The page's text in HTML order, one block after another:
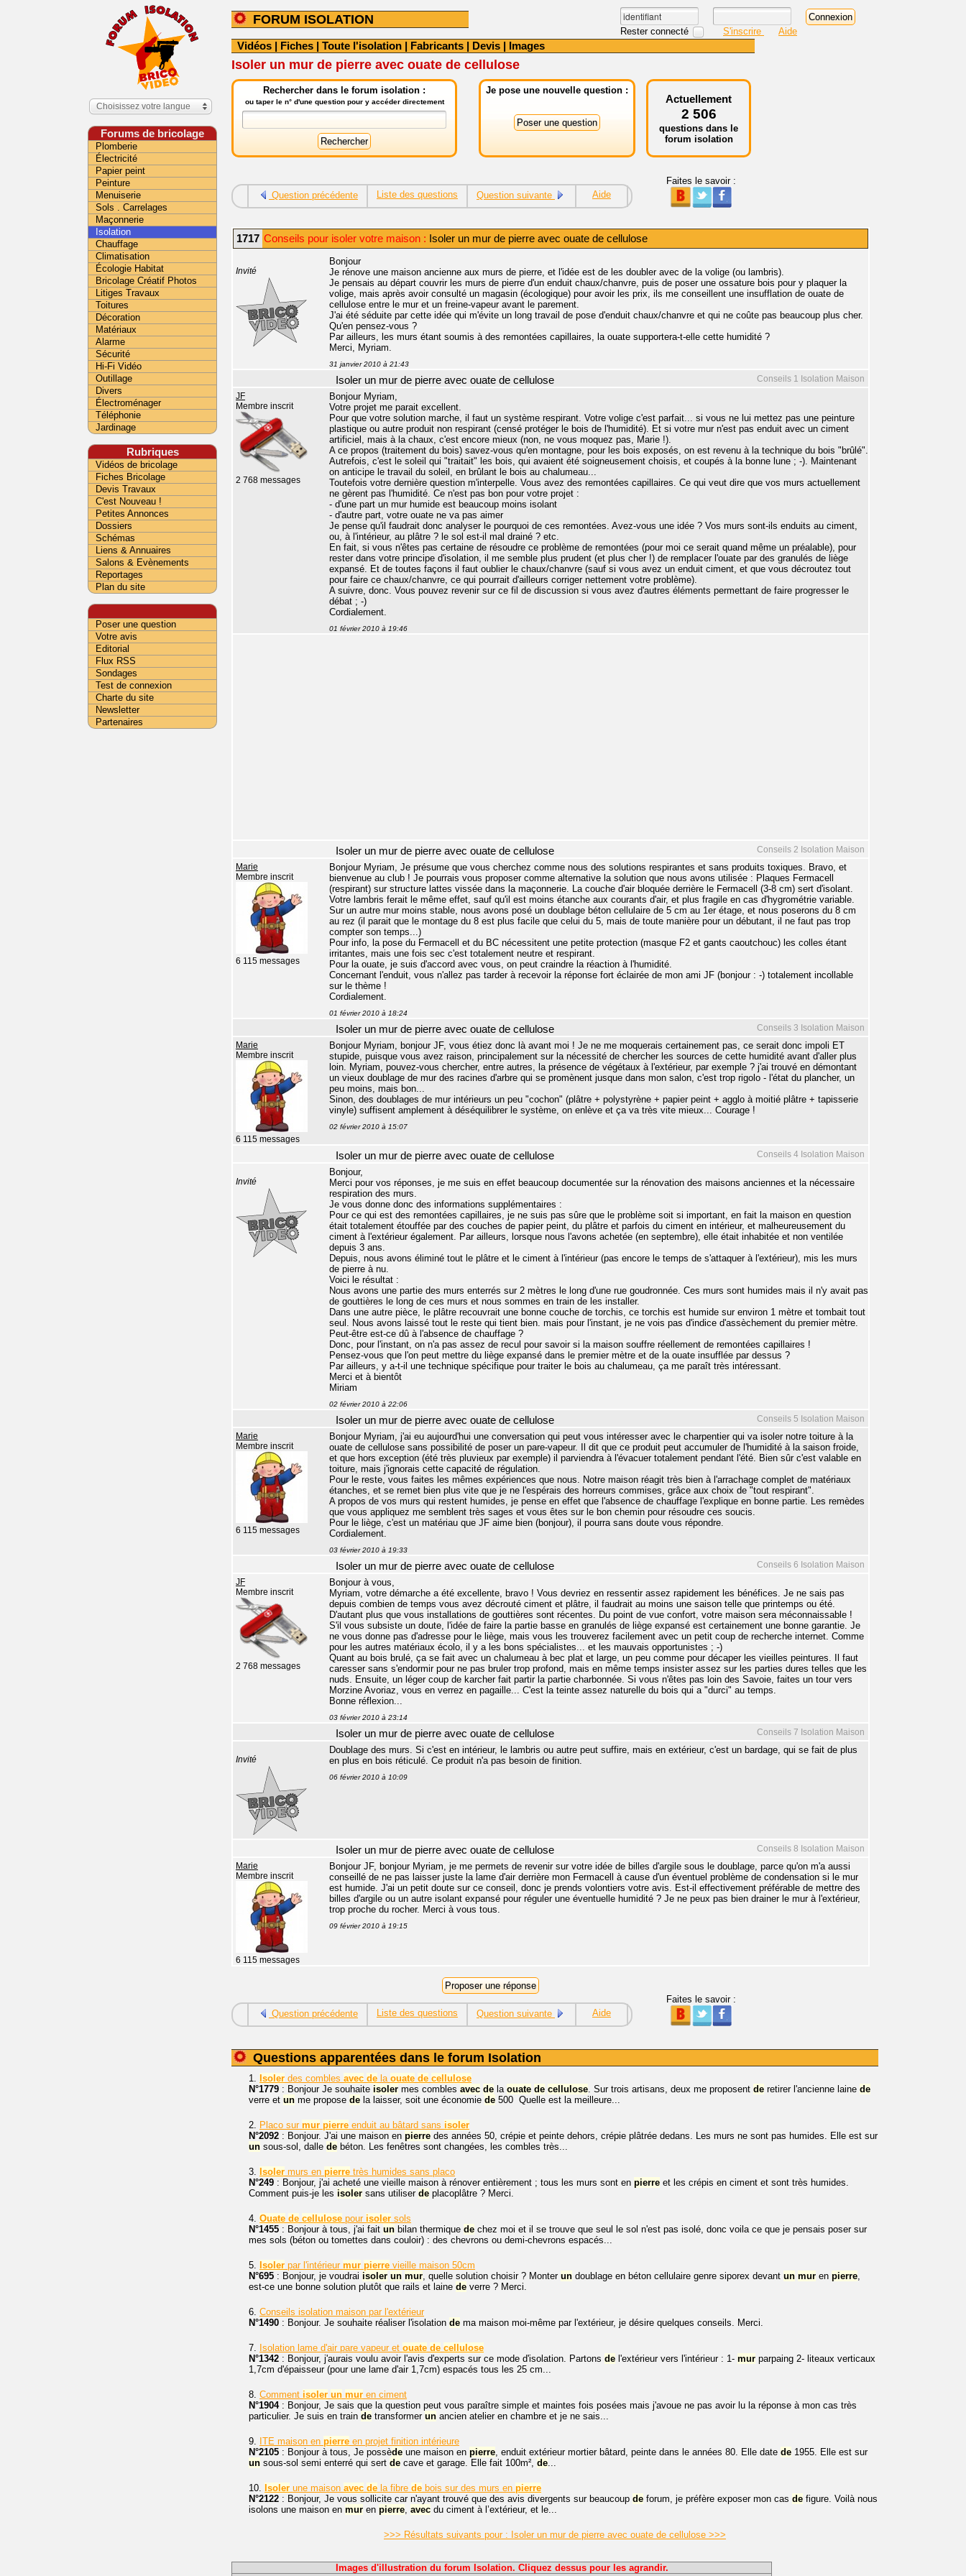
FORUM ISOLATION
Rester connecté S'inscrire Aide
Vidéos | Fiches | Toute l'isolation | Fabricants | Devis | Images
Isoler un mur de pierre avec ouate de cellulose
Rechercher dans le forum isolation :
ou taper le n° d'une question pour y accéder directement
Je pose une nouvelle question :
Actuellement
2 506
questions dans le
forum isolation
Question précédente Liste des questions Question suivante Aide
Faites le savoir :
1717 Conseils pour isoler votre maison : Isoler un mur de pierre avec ouate de cellulose
Invité
Bonjour
Je rénove une maison ancienne aux murs de pierre, et l'idée est de les doubler avec de la volige (ou lambris).
Je pensais au départ couvrir les murs de pierre d'un enduit chaux/chanvre, puis de poser une ossature bois pour y plaquer la
volige, mais après avoir consulté un magasin (écologique) pour avoir les prix, ils me conseillent une insufflation de ouate de
cellulose entre le mur et un freine-vapeur avant le parement.
J'ai été séduite par cette idée qui m'évite un long travail de pose d'enduit chaux/chanvre et qui ne coûte pas beaucoup plus cher.
Qu'en pensez-vous ?
Par ailleurs, les murs étant soumis à des remontées capillaires, la ouate supportera-t-elle cette humidité ?
Merci, Myriam.
31 janvier 2010 à 21:43
Conseils 1 Isolation Maison
Isoler un mur de pierre avec ouate de cellulose
JF
Membre inscrit
2 768 messages
Bonjour Myriam,
Votre projet me parait excellent.
Pour que votre solution marche, il faut un système respirant. Votre volige c'est parfait... si vous ne lui mettez pas une peinture
plastique ou autre produit non respirant (censé protéger le bois de l'humidité). Et si votre mur n'est pas enduit avec un ciment
artificiel, mais à la chaux, c'est encore mieux (non, ne vous moquez pas, Marie !).
A ce propos (traitement du bois) savez-vous qu'en montagne, pour les bois exposés, on est revenu à la technique du bois "brûlé".
Autrefois, c'est le soleil qui "traitait" les bois, qui avaient été soigneusement choisis, et coupés à la bonne lune ; -). Maintenant
on anticipe le travail du soleil, en brûlant le bois au chalumeau...
Toutefois votre dernière question m'interpelle. Vous avez des remontées capillaires. Ce qui veut dire que vos murs actuellement
ne gèrent pas l'humidité. Ce n'est pas bon pour votre projet :
- d'une part un mur humide est beaucoup moins isolant
- d'autre part, votre ouate ne va pas aimer
Je pense qu'il faudrait donc analyser le pourquoi de ces remontées. Avez-vous une idée ? Vos murs sont-ils enduits au ciment,
ou, à l'intérieur, au plâtre ? le sol est-il mal drainé ? etc.
En fait, si vous n'êtes pas certaine de résoudre ce problème de remontées (pour moi ce serait quand même un préalable), pour
rester dans votre principe d'isolation, il me semble plus prudent (et plus cher !) de remplacer l'ouate par des granulés de liège
expansé. Et de toutes façons il faut oublier le chaux/chanvre (sauf si vous avez un enduit ciment, et que vous décroutez tout
pour faire ce chaux/chanvre, ce qui pourrait d'ailleurs corriger nettement votre problème).
A suivre, donc. Vous pouvez revenir sur ce fil de discussion si vous avez d'autres éléments permettant de faire progresser le
débat ; -)
Cordialement.
01 février 2010 à 19:46
Conseils 2 Isolation Maison
Isoler un mur de pierre avec ouate de cellulose
Marie
Membre inscrit
6 115 messages
Bonjour Myriam, Je présume que vous cherchez comme nous des solutions respirantes et sans produits toxiques. Bravo, et
bienvenue au club ! Je pourrais vous proposer comme alternative la solution que nous avons utilisée : Plaques Fermacell
(respirant) sur structure lattes vissée dans la maçonnerie. La couche d'air bloquée derrière le Fermacell (3-8 cm) sert d'isolant.
Votre lambris ferait le même effet, sauf qu'il est moins étanche aux courants d'air, et plus fragile en cas d'hygrométrie variable.
Sur un autre mur moins stable, nous avons posé un doublage béton cellulaire de 5 cm au 1er étage, et nous poserons du 8 cm
au rez (il parait que le montage du 8 est plus facile que celui du 5, mais de toute manière pour un débutant, il ne faut pas trop
compter son temps...)
Pour info, la pose du Fermacell et du BC nécessitent une petite protection (masque F2 et gants caoutchouc) les colles étant
irritantes, mais une fois sec c'est totalement neutre et respirant.
Pour la ouate, je suis d'accord avec vous, on peut craindre la réaction à l'humidité.
Concernant l'enduit, vous n'allez pas tarder à recevoir la réponse fort éclairée de mon ami JF (bonjour : -) totalement incollable
sur le thème !
Cordialement.
01 février 2010 à 18:24
Conseils 3 Isolation Maison
Isoler un mur de pierre avec ouate de cellulose
Marie
Membre inscrit
6 115 messages
Bonjour Myriam, bonjour JF, vous étiez donc là avant moi ! Je ne me moquerais certainement pas, ce serait donc impoli ET
stupide, puisque vous avez raison, principalement sur la nécessité de chercher les sources de cette humidité avant d'aller plus
loin. Myriam, pouvez-vous chercher, entre autres, la présence de végétaux à l'extérieur, par exemple ? j'ai trouvé en démontant
un vieux doublage de mur des racines d'arbre qui se promènent jusque dans mon salon, c'est trop rigolo - l'état du plancher, un
peu moins, mais bon...
Sinon, des doublages de mur intérieurs un peu "cochon" (plâtre + polystyrène + papier peint + agglo à moitié plâtre + tapisserie
vinyle) suffisent amplement à déséquilibrer le système, on enlève et ça va très vite mieux... Courage !
02 février 2010 à 15:07
Conseils 4 Isolation Maison
Isoler un mur de pierre avec ouate de cellulose
Invité
Bonjour,
Merci pour vos réponses, je me suis en effet beaucoup documentée sur la rénovation des maisons anciennes et la nécessaire
respiration des murs.
Je vous donne donc des informations supplémentaires :
Pour ce qui est des remontées capillaires, je ne suis pas sûre que le problème soit si important, en fait la maison en question
était totalement étouffée par des couches de papier peint, du plâtre et parfois du ciment en intérieur, et malheureusement du
ciment à l'extérieur également. Par ailleurs, lorsque nous l'avons achetée (en septembre), elle était inhabitée et non ventilée
depuis 3 ans.
Depuis, nous avons éliminé tout le plâtre et le ciment à l'intérieur (pas encore le temps de s'attaquer à l'extérieur), mis les murs
de pierre à nu.
Voici le résultat :
Nous avons une partie des murs enterrés sur 2 mètres le long d'une rue goudronnée. Ces murs sont humides mais il n'y avait pas
de gouttières le long de ces murs et nous sommes en train de les installer.
Dans une autre pièce, le plâtre recouvrait une bonne couche de torchis, ce torchis est humide sur environ 1 mètre et tombait tout
seul. Nous avons laissé tout le reste qui tient bien. mais pour l'instant, je ne vois pas d'indice d'assèchement du premier mètre.
Peut-être est-ce dû à l'absence de chauffage ?
Donc, pour l'instant, on n'a pas assez de recul pour savoir si la maison souffre réellement de remontées capillaires !
Pensez-vous que l'on peut mettre du liège expansé dans le premier mètre et de la ouate insufflée par dessus ?
Par ailleurs, y a-t-il une technique spécifique pour traiter le bois au chalumeau, ça me paraît très intéressant.
Merci et à bientôt
Miriam
02 février 2010 à 22:06
Conseils 5 Isolation Maison
Isoler un mur de pierre avec ouate de cellulose
Marie
Membre inscrit
6 115 messages
Bonjour Myriam, j'ai eu aujourd'hui une conversation qui peut vous intéresser avec le charpentier qui va isoler notre toiture à la
ouate de cellulose sans possibilité de poser un pare-vapeur. Il dit que ce produit peut accumuler de l'humidité à la saison froide,
et que hors exception (été très pluvieux par exemple) il parviendra à l'évacuer totalement pendant l'été. Bien sûr c'est valable en
toiture, mais j'ignorais cette capacité de régulation.
Pour le reste, vous faites les mêmes expériences que nous. Notre maison réagit très bien à l'arrachage complet de matériaux
étanches, et se remet bien plus vite que je ne l'espérais des horreurs commises, grâce aux choix de "tout respirant".
A propos de vos murs qui restent humides, je pense en effet que l'absence de chauffage l'explique en bonne partie. Les remèdes
que vous appliquez me semblent très sages et vous êtes sur le bon chemin pour résoudre ces soucis.
Pour le liège, c'est un matériau que JF aime bien (bonjour), il pourra sans doute vous répondre.
Cordialement.
03 février 2010 à 19:33
Conseils 6 Isolation Maison
Isoler un mur de pierre avec ouate de cellulose
JF
Membre inscrit
2 768 messages
Bonjour à vous,
Myriam, votre démarche a été excellente, bravo ! Vous devriez en ressentir assez rapidement les bénéfices. Je ne sais pas
depuis combien de temps vous avez décrouté ciment et plâtre, il faudrait au moins une saison telle que printemps ou été.
D'autant plus que vous installations de gouttières sont récentes. Du point de vue confort, votre maison sera méconnaissable !
S'il vous subsiste un doute, l'idée de faire la partie basse en granulés de liège expansé est certainement une bonne garantie. Je
ne vous donne pas d'adresse pour le liège, mais vous les trouverez facilement avec un petit coup de recherche internet. Comme
pour les autres matériaux écolo, il y a les bons spécialistes... et les mauvais opportunistes ; -)
Quant au bois brulé, ça se fait avec un chalumeau à bec plat et large, un peu comme pour décaper les vieilles peintures. Il faut
caresser sans s'endormir pour ne pas bruler trop profond, mais en même temps insister assez sur les parties dures telles que les
nuds. Ensuite, un léger coup de karcher fait partir la partie charbonnée. Si vous n'êtes pas loin des Savoie, faites un tour vers
Morzine Avoriaz, vous en verrez en pagaille... C'est la teinte assez naturelle du bois qui a "durci" au temps.
Bonne réflexion...
03 février 2010 à 23:14
Conseils 7 Isolation Maison
Isoler un mur de pierre avec ouate de cellulose
Invité
Doublage des murs. Si c'est en intérieur, le lambris ou autre peut suffire, mais en extérieur, c'est un bardage, qui se fait de plus
en plus en bois réticulé. Ce produit n'a pas besoin de finition.
06 février 2010 à 10:09
Conseils 8 Isolation Maison
Isoler un mur de pierre avec ouate de cellulose
Marie
Membre inscrit
6 115 messages
Bonjour JF, bonjour Myriam, je me permets de revenir sur votre idée de billes d'argile sous le doublage, parce qu'on m'a aussi
conseillé de ne pas laisser juste la lame d'air derrière mon Fermacell à cause d'un éventuel problème de condensation si le mur
est humide. J'ai un petit doute sur ce conseil, donc je prends volontiers votre avis. Est-il effectivement préférable de mettre des
billes d'argile ou un autre isolant expansé pour réguler une éventuelle humidité ? Je ne peux pas bien drainer le mur à l'extérieur,
trop proche du rocher. Merci à vous tous.
09 février 2010 à 19:15
Question précédente Liste des questions Question suivante Aide
Faites le savoir :
Questions apparentées dans le forum Isolation
1. Isoler des combles avec de la ouate de cellulose
N°1779 : Bonjour Je souhaite isoler mes combles avec de la ouate de cellulose. Sur trois artisans, deux me proposent de retirer l'ancienne laine de
verre et un me propose de la laisser, soit une économie de 500  Quelle est la meilleure...
2. Placo sur mur pierre enduit au bâtard sans isoler
N°2092 : Bonjour. J'ai une maison en pierre des années 50, crépie et peinte dehors, crépie plâtrée dedans. Les murs ne sont pas humides. Elle est sur
un sous-sol, dalle de béton. Les fenêtres sont changées, les combles très...
3. Isoler murs en pierre très humides sans placo
N°249 : Bonjour, j'ai acheté une vieille maison à rénover entièrement ; tous les murs sont en pierre et les crépis en ciment et sont très humides.
Comment puis-je les isoler sans utiliser de placoplâtre ? Merci.
4. Ouate de cellulose pour isoler sols
N°1455 : Bonjour à tous, j'ai fait un bilan thermique de chez moi et il se trouve que seul le sol n'est pas isolé, donc voila ce que je pensais poser sur
mes sols (béton ou tomettes dans couloir) : des chevrons ou demi-chevrons espacés...
5. Isoler par l'intérieur mur pierre vieille maison 50cm
N°695 : Bonjour, je voudrai isoler un mur, quelle solution choisir ? Monter un doublage en béton cellulaire genre siporex devant un mur en pierre,
est-ce une bonne solution plutôt que rails et laine de verre ? Merci.
6. Conseils isolation maison par l'extérieur
N°1490 : Bonjour. Je souhaite réaliser l'isolation de ma maison moi-même par l'extérieur, je désire quelques conseils. Merci.
7. Isolation lame d'air pare vapeur et ouate de cellulose
N°1342 : Bonjour, j'aurais voulu avoir l'avis d'experts sur ce mode d'isolation. Partons de l'extérieur vers l'intérieur : 1- mur parpaing 2- liteaux verticaux
1,7cm d'épaisseur (pour une lame d'air 1,7cm) espacés tous les 25 cm...
8. Comment isoler un mur en ciment
N°1904: Bonjour, Je sais que la question peut vous paraître simple et maintes fois posées mais j'avoue ne pas avoir lu la réponse à mon cas très
particulier. Je suis en train de transformer un ancien atelier en chambre et je ne sais...
9. ITE maison en pierre en projet finition intérieure
N°2105 : Bonjour à tous, Je possède une maison en pierre, enduit extérieur mortier bâtard, peinte dans le années 80. Elle date de 1955. Elle est sur
un sous-sol semi enterré qui sert de cave et garage. Elle fait 100m², de...
10. Isoler une maison avec de la fibre de bois sur des murs en pierre
N°2122 : Bonjour, Je vous sollicite car n'ayant trouvé que des avis divergents sur beaucoup de forum, je préfère exposer mon cas de figure. Voilà nous
isolons une maison en mur en pierre, avec du ciment à l’extérieur, et le...
>>> Résultats suivants pour : Isoler un mur de pierre avec ouate de cellulose >>>
Images d'illustration du forum Isolation. Cliquez dessus pour les agrandir.
Choisissez votre langue
Forums de bricolage
Plomberie
Électricité
Papier peint
Peinture
Menuiserie
Sols . Carrelages
Maçonnerie
Isolation
Chauffage
Climatisation
Écologie Habitat
Bricolage Créatif Photos
Litiges Travaux
Toitures
Décoration
Matériaux
Alarme
Sécurité
Hi-Fi Vidéo
Outillage
Divers
Électroménager
Téléphonie
Jardinage
Rubriques
Vidéos de bricolage
Fiches Bricolage
Devis Travaux
C'est Nouveau !
Petites Annonces
Dossiers
Schémas
Liens & Annuaires
Salons & Evènements
Reportages
Plan du site
Poser une question
Votre avis
Editorial
Flux RSS
Sondages
Test de connexion
Charte du site
Newsletter
Partenaires